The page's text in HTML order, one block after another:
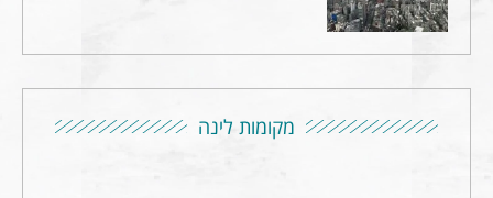
מקומות לינה